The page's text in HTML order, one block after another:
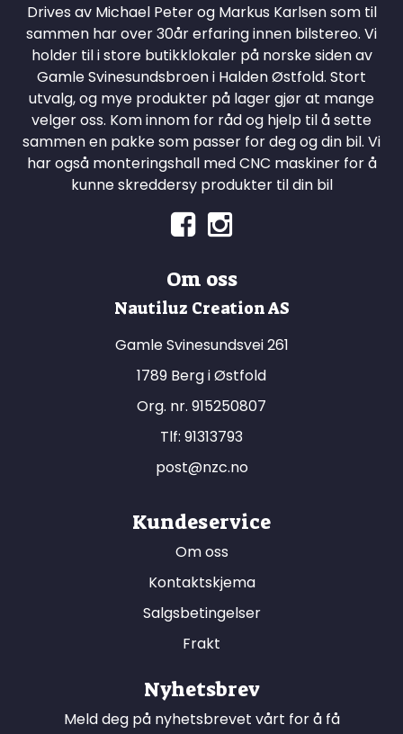
Drives av Michael Peter og Markus Karlsen som til
sammen har over 30år erfaring innen bilstereo. Vi
holder til i store butikklokaler på norske siden av
Gamle Svinesundsbroen i Halden Østfold. Stort
utvalg, og mye produkter på lager gjør at mange
velger oss. Kom innom for råd og hjelp til å sette
sammen en pakke som passer for deg og din bil. Vi
har også monteringshall med CNC maskiner for å
kunne skreddersy produkter til din bil
Om oss
Nautiluz Creation AS
Gamle Svinesundsvei 261
1789 Berg i Østfold
Org. nr. 915250807
Tlf: 91313793
post@nzc.no
Kundeservice
Om oss
Kontaktskjema
Salgsbetingelser
Frakt
Nyhetsbrev
Meld deg på nyhetsbrevet vårt for å få